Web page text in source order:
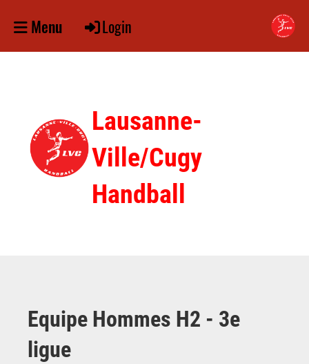
Login
Menu
Lausanne-
Ville/Cugy
Handball
Equipe Hommes H2 - 3e
ligue